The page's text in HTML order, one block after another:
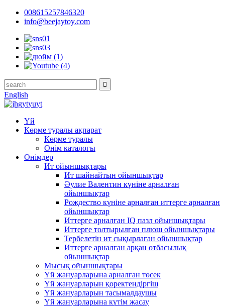
008615257846320
info@beejaytoy.com
English
Үй
Көрме туралы ақпарат
Көрме туралы
Өнім каталогы
Өнімдер
Ит ойыншықтары
Ит шайнайтын ойыншықтар
Әулие Валентин күніне арналған
ойыншықтар
Рождество күніне арналған иттерге арналған
ойыншықтар
Иттерге арналған IQ пазл ойыншықтары
Иттерге толтырылған плюш ойыншықтары
Тербелетін ит сықырлаған ойыншықтар
Иттерге арналған арқан отбасылық
ойыншықтар
Мысық ойыншықтары
Үй жануарларына арналған төсек
Үй жануарларын қоректендіргіш
Үй жануарларын тасымалдаушы
Үй жануарларына күтім жасау